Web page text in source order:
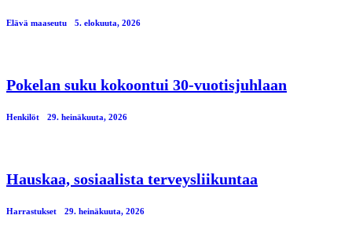
Elävä maaseutu 5. elokuuta, 2026
Pokelan suku kokoontui 30-vuotisjuhlaan
Henkilöt 29. heinäkuuta, 2026
Hauskaa, sosiaalista terveysliikuntaa
Harrastukset 29. heinäkuuta, 2026